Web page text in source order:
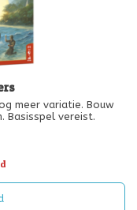
meer variatie. Bouw
Basisspel vereist.